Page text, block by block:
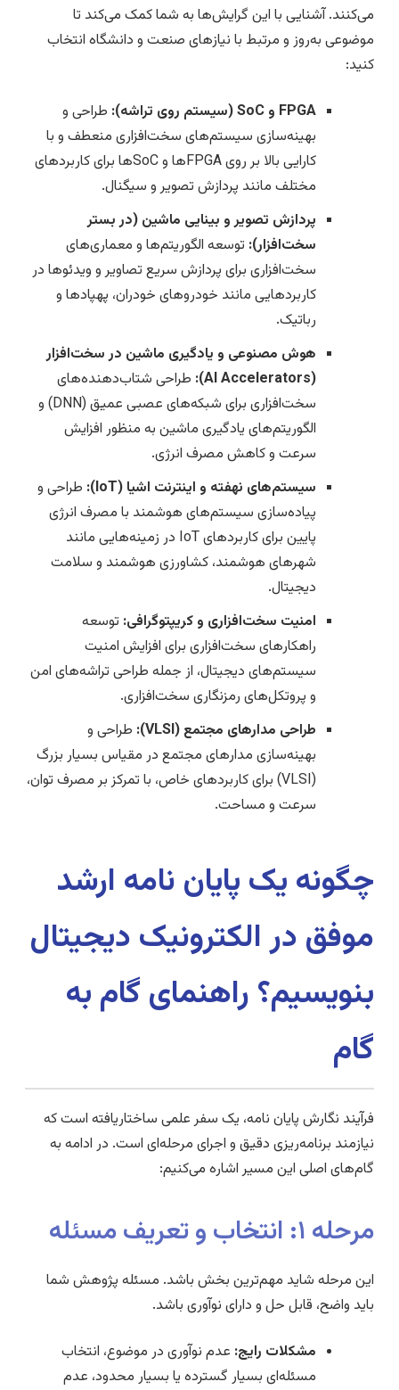
می‌کنند. آشنایی با این گرایش‌ها به شما کمک می‌کند تا
موضوعی به‌روز و مرتبط با نیازهای صنعت و دانشگاه انتخاب
کنید:
FPGA و SoC (سیستم روی تراشه):
طراحی و
بهینه‌سازی سیستم‌های سخت‌افزاری منعطف و با
کارایی بالا بر روی FPGAها و SoCها برای کاربردهای
مختلف مانند پردازش تصویر و سیگنال.
پردازش تصویر و بینایی ماشین (در بستر
سخت‌افزار): توسعه الگوریتم‌ها و معماری‌های
سخت‌افزاری برای پردازش سریع تصاویر و ویدئوها در
کاربردهایی مانند خودروهای خودران، پهپادها و
رباتیک.
هوش مصنوعی و یادگیری ماشین در سخت‌افزار
(AI Accelerators):
طراحی شتاب‌دهنده‌های
سخت‌افزاری برای شبکه‌های عصبی عمیق (DNN) و
الگوریتم‌های یادگیری ماشین به منظور افزایش
سرعت و کاهش مصرف انرژی.
سیستم‌های نهفته و اینترنت اشیا (IoT):
طراحی و
پیاده‌سازی سیستم‌های هوشمند با مصرف انرژی
پایین برای کاربردهای IoT در زمینه‌هایی مانند
شهرهای هوشمند، کشاورزی هوشمند و سلامت
دیجیتال.
امنیت سخت‌افزاری و کریپتوگرافی: توسعه
راهکارهای سخت‌افزاری برای افزایش امنیت
سیستم‌های دیجیتال، از جمله طراحی تراشه‌های امن
و پروتکل‌های رمزنگاری سخت‌افزاری.
طراحی مدارهای مجتمع (VLSI):
طراحی و
بهینه‌سازی مدارهای مجتمع در مقیاس بسیار بزرگ
(VLSI) برای کاربردهای خاص، با تمرکز بر مصرف توان،
سرعت و مساحت.
چگونه یک پایان نامه ارشد
موفق در الکترونیک دیجیتال
بنویسیم؟ راهنمای گام به
گام
فرآیند نگارش پایان نامه، یک سفر علمی ساختاریافته است که
نیازمند برنامه‌ریزی دقیق و اجرای مرحله‌ای است. در ادامه به
گام‌های اصلی این مسیر اشاره می‌کنیم:
مرحله ۱: انتخاب و تعریف مسئله
این مرحله شاید مهم‌ترین بخش باشد. مسئله پژوهش شما
باید واضح، قابل حل و دارای نوآوری باشد.
مشکلات رایج: عدم نوآوری در موضوع، انتخاب
مسئله‌ای بسیار گسترده یا بسیار محدود، عدم